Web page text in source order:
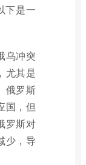
下是一
乌冲突
尤其是
俄罗斯
国，但
罗斯对
少，导